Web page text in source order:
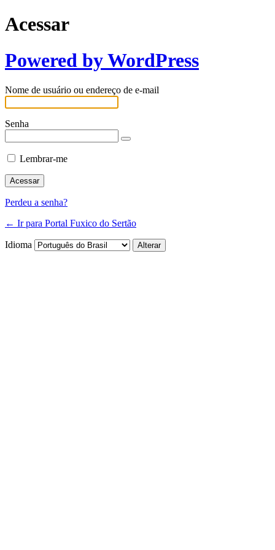
Acessar
Powered by WordPress
Nome de usuário ou endereço de e-mail
Senha
Lembrar-me
Perdeu a senha?
← Ir para Portal Fuxico do Sertão
Idioma